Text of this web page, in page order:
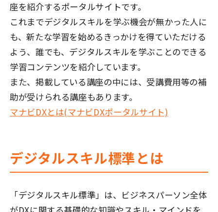
座を紹介するポータルサイトです。
これまでデジタルスキルを学ぶ機会が無かった人に
も、新たな学習を始めるきっかけを得ていただける
よう、誰でも、デジタルスキルを学ぶことのできる
学習コンテンツを紹介しています。
また、掲載している講座の中には、受講費用等の補
助が受けられる講座もあります。
マナビDXとは(マナビDXポータルサイト)
デジタルスキル標準とは
「デジタルスキル標準」は、ビジネスパーソン全体